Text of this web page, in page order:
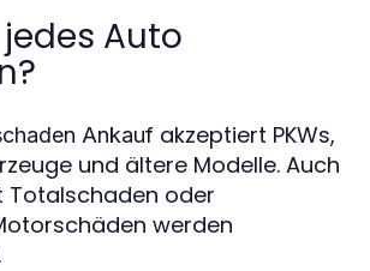
Auto
Ankauf akzeptiert PKWs,
und ältere Modelle. Auch
Totalschaden oder
werden